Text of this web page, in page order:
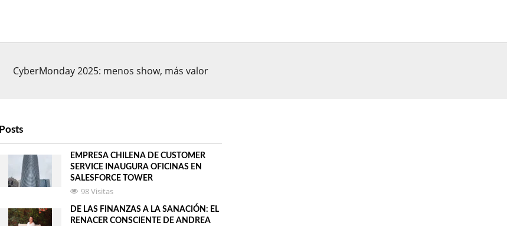
CyberMonday 2025: menos show, más valor
Posts
EMPRESA CHILENA DE CUSTOMER
SERVICE INAUGURA OFICINAS EN
SALESFORCE TOWER
98 Visitas
DE LAS FINANZAS A LA SANACIÓN: EL
RENACER CONSCIENTE DE ANDREA